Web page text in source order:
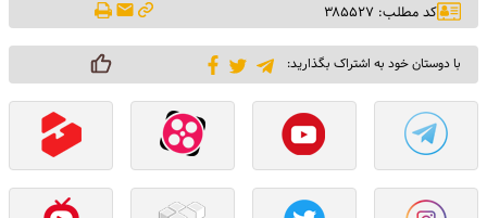
کد مطلب: ۳۸۵۵۲۷
با دوستان خود به اشتراک بگذارید: